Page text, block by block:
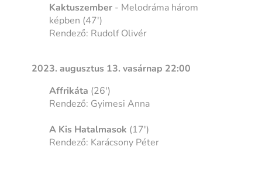
Kaktuszember - Melodráma három
képben (47')
Rendező: Rudolf Olivér
2023. augusztus 13. vasárnap 22:00
Affrikáta (26')
Rendező: Gyimesi Anna
A Kis Hatalmasok (17')
Rendező: Karácsony Péter